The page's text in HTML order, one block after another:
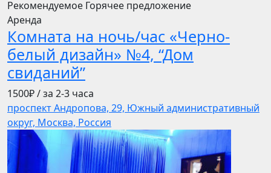
Рекомендуемое Горячее предложение
Аренда
Комната на ночь/час «Черно-
белый дизайн» №4, “Дом
свиданий”
1500₽/ за 2-3 часа
проспект Андропова, 29, Южный административный
округ, Москва, Россия